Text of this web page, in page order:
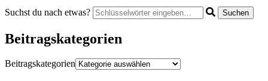
Suchst du nach etwas?
Beitragskategorien
Beitragskategorien